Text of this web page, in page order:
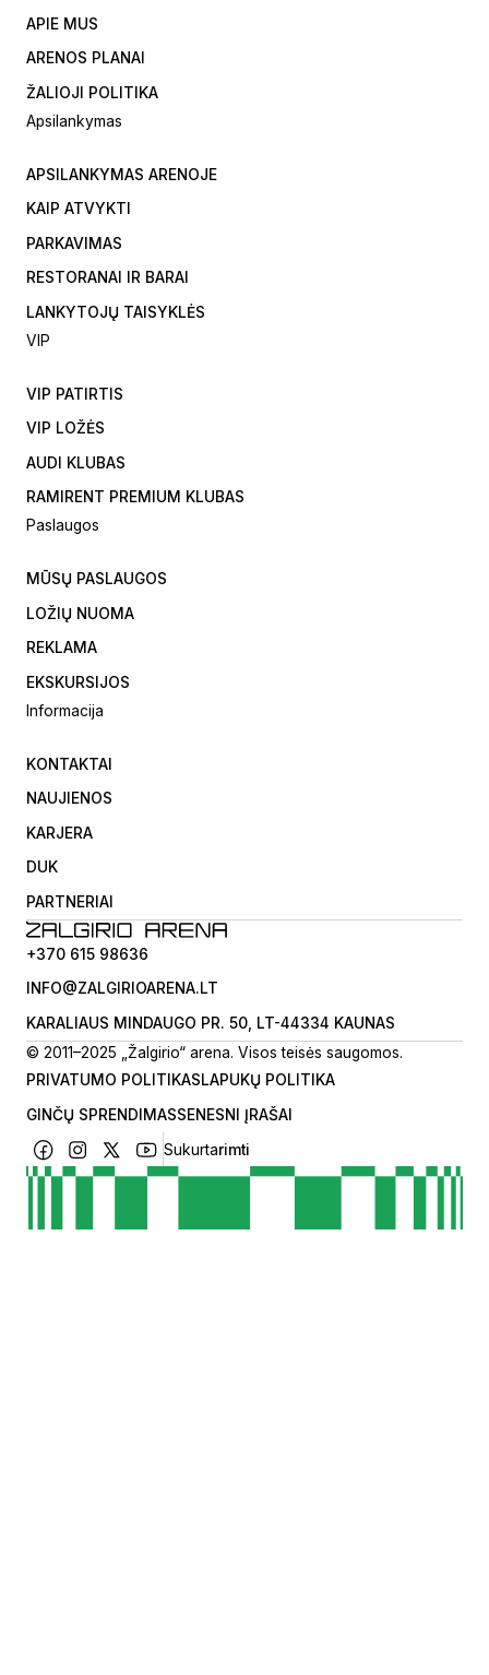
APIE MUS
ARENOS PLANAI
ŽALIOJI POLITIKA
Apsilankymas
APSILANKYMAS ARENOJE
KAIP ATVYKTI
PARKAVIMAS
RESTORANAI IR BARAI
LANKYTOJŲ TAISYKLĖS
VIP
VIP PATIRTIS
VIP LOŽĖS
AUDI KLUBAS
RAMIRENT PREMIUM KLUBAS
Paslaugos
MŪSŲ PASLAUGOS
LOŽIŲ NUOMA
REKLAMA
EKSKURSIJOS
Informacija
KONTAKTAI
NAUJIENOS
KARJERA
DUK
PARTNERIAI
+370 615 98636
INFO@ZALGIRIOARENA.LT
KARALIAUS MINDAUGO PR. 50, LT-44334 KAUNAS
© 2011–2025 „Žalgirio“ arena. Visos teisės saugomos.
PRIVATUMO POLITIKASLAPUKŲ POLITIKA
GINČŲ SPRENDIMASSENESNI ĮRAŠAI
Sukurtarimti